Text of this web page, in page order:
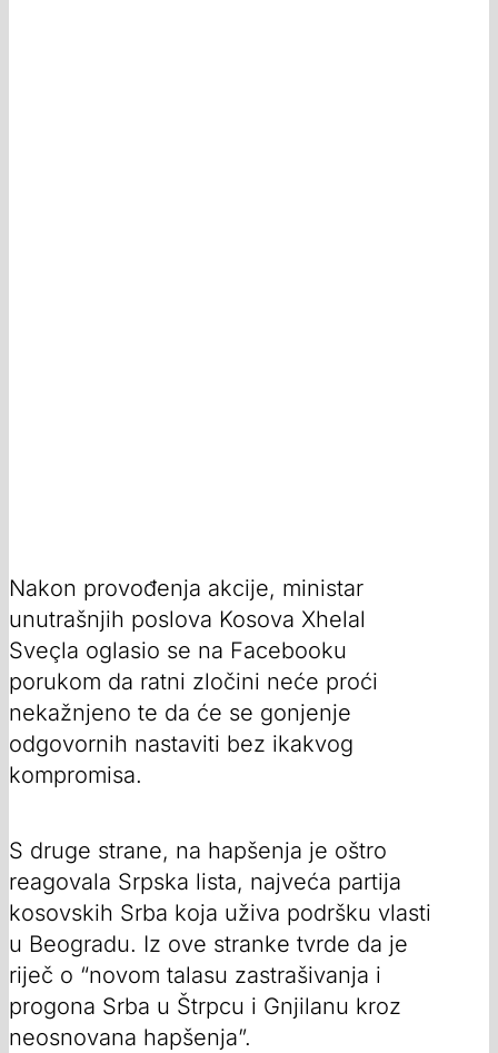
Nakon provođenja akcije, ministar
unutrašnjih poslova Kosova Xhelal
Sveçla oglasio se na Facebooku
porukom da ratni zločini neće proći
nekažnjeno te da će se gonjenje
odgovornih nastaviti bez ikakvog
kompromisa.
S druge strane, na hapšenja je oštro
reagovala Srpska lista, najveća partija
kosovskih Srba koja uživa podršku vlasti
u Beogradu. Iz ove stranke tvrde da je
riječ o “novom talasu zastrašivanja i
progona Srba u Štrpcu i Gnjilanu kroz
neosnovana hapšenja”.